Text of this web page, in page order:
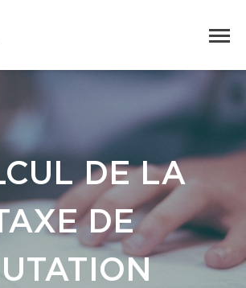
DE LA
DE